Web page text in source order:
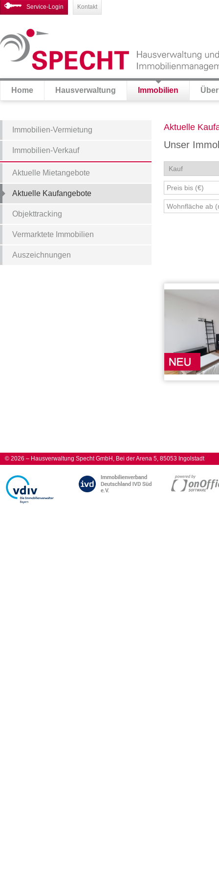
Service-Login Kontakt
Home Hausverwaltung Immobilien
Immobilien-Vermietung
Immobilien-Verkauf
Aktuelle Mietangebote
Aktuelle Kaufangebote
Objekttracking
Vermarktete Immobilien
Auszeichnungen
Aktuelle
Unser
© 2026 – Hausverwaltung Specht GmbH, Bei der Arena 5, 85053 Ingolstadt